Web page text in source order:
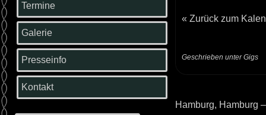
Termine
Galerie
Presseinfo
Kontakt
« Zurück zum
Geschrieben unterGigs
Beitrags-
Hamburg, Hamburg